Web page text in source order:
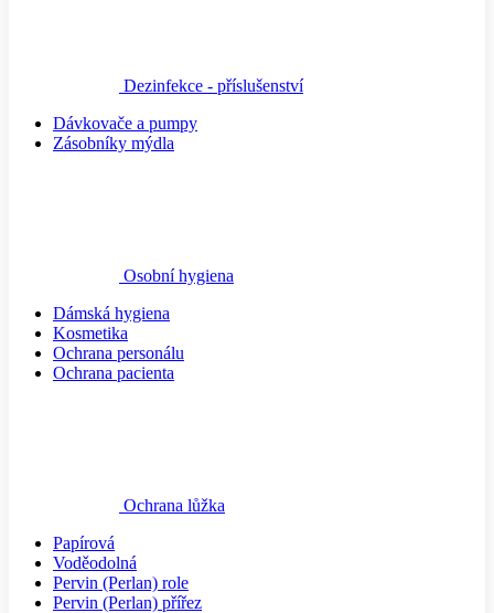
Dezinfekce - příslušenství
Dávkovače a pumpy
Zásobníky mýdla
Osobní hygiena
Dámská hygiena
Kosmetika
Ochrana personálu
Ochrana pacienta
Ochrana lůžka
Papírová
Voděodolná
Pervin (Perlan) role
Pervin (Perlan) přířez